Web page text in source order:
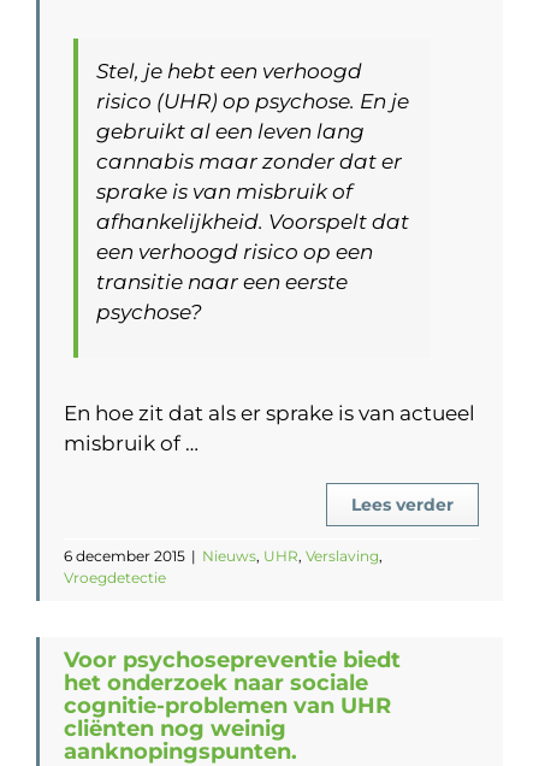
Stel, je hebt een verhoogd
risico (UHR) op psychose. En je
gebruikt al een leven lang
cannabis maar zonder dat er
sprake is van misbruik of
afhankelijkheid. Voorspelt dat
een verhoogd risico op een
transitie naar een eerste
psychose?
En hoe zit dat als er sprake is van actueel
misbruik of …
Lees verder
6 december 2015 | Nieuws, UHR, Verslaving,
Vroegdetectie
Voor psychosepreventie biedt
het onderzoek naar sociale
cognitie-problemen van UHR
cliënten nog weinig
aanknopingspunten.